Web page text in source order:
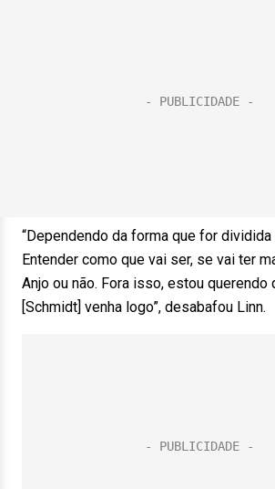
“Dependendo da forma que for
Entender como que vai ser, se vai ter
Anjo ou não. Fora isso, estou querendo
[Schmidt] venha logo”, desabafou Linn.